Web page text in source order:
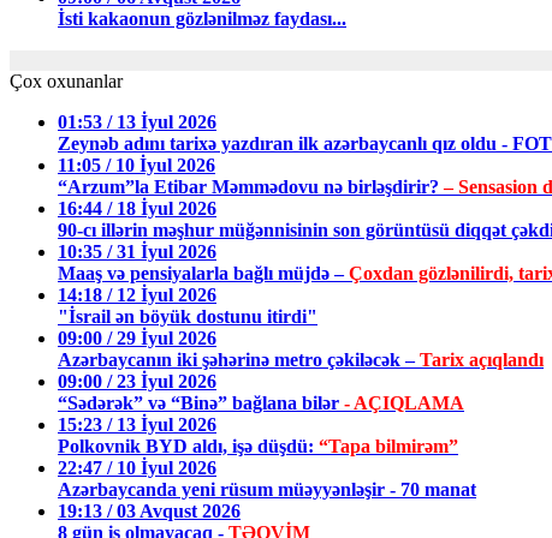
İsti kakaonun gözlənilməz faydası...
Çox oxunanlar
01:53 / 13 İyul 2026
Zeynəb adını tarixə yazdıran ilk azərbaycanlı qız oldu -
11:05 / 10 İyul 2026
“Arzum”la Etibar Məmmədovu nə birləşdirir?– Sensasion
16:44 / 18 İyul 2026
90-cı illərin məşhur müğənnisinin son görüntüsü diqqət
10:35 / 31 İyul 2026
Maaş və pensiyalarla bağlı müjdə –Çoxdan gözlənilirdi,
14:18 / 12 İyul 2026
"İsrail ən böyük dostunu itirdi"
09:00 / 29 İyul 2026
Azərbaycanın iki şəhərinə metro çəkiləcək –Tarix açıqlandı
09:00 / 23 İyul 2026
“Sədərək” və “Binə” bağlana bilər - AÇIQLAMA
15:23 / 13 İyul 2026
Polkovnik BYD aldı, işə düşdü: “Tapa bilmirəm”
22:47 / 10 İyul 2026
Azərbaycanda yeni rüsum müəyyənləşir - 70 manat
19:13 / 03 Avqust 2026
8 gün iş olmayacaq - TƏQVİM